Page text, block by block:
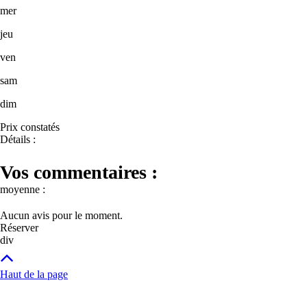
mer
jeu
ven
sam
dim
Prix constatés
Détails :
Vos commentaires :
moyenne :
Aucun avis pour le moment.
Réserver
div
Haut de la page